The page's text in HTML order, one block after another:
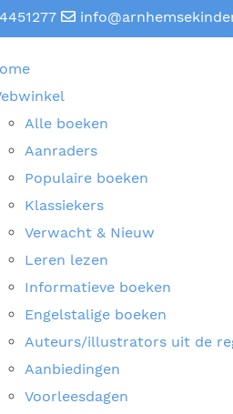
Alle boeken
Aanraders
Populaire boeken
Klassiekers
Verwacht & Nieuw
Leren lezen
Informatieve boeken
Engelstalige boeken
Auteurs/illustrators uit de
Aanbiedingen
Voorleesdagen